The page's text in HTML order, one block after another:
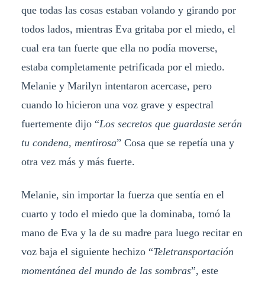
que todas las cosas estaban volando y girando por
todos lados, mientras Eva gritaba por el miedo, el
cual era tan fuerte que ella no podía moverse,
estaba completamente petrificada por el miedo.
Melanie y Marilyn intentaron acercase, pero
cuando lo hicieron una voz grave y espectral
fuertemente dijo “Los secretos que guardaste serán
tu condena, mentirosa” Cosa que se repetía una y
otra vez más y más fuerte.
Melanie, sin importar la fuerza que sentía en el
cuarto y todo el miedo que la dominaba, tomó la
mano de Eva y la de su madre para luego recitar en
voz baja el siguiente hechizo “Teletransportación
momentánea del mundo de las sombras”, este